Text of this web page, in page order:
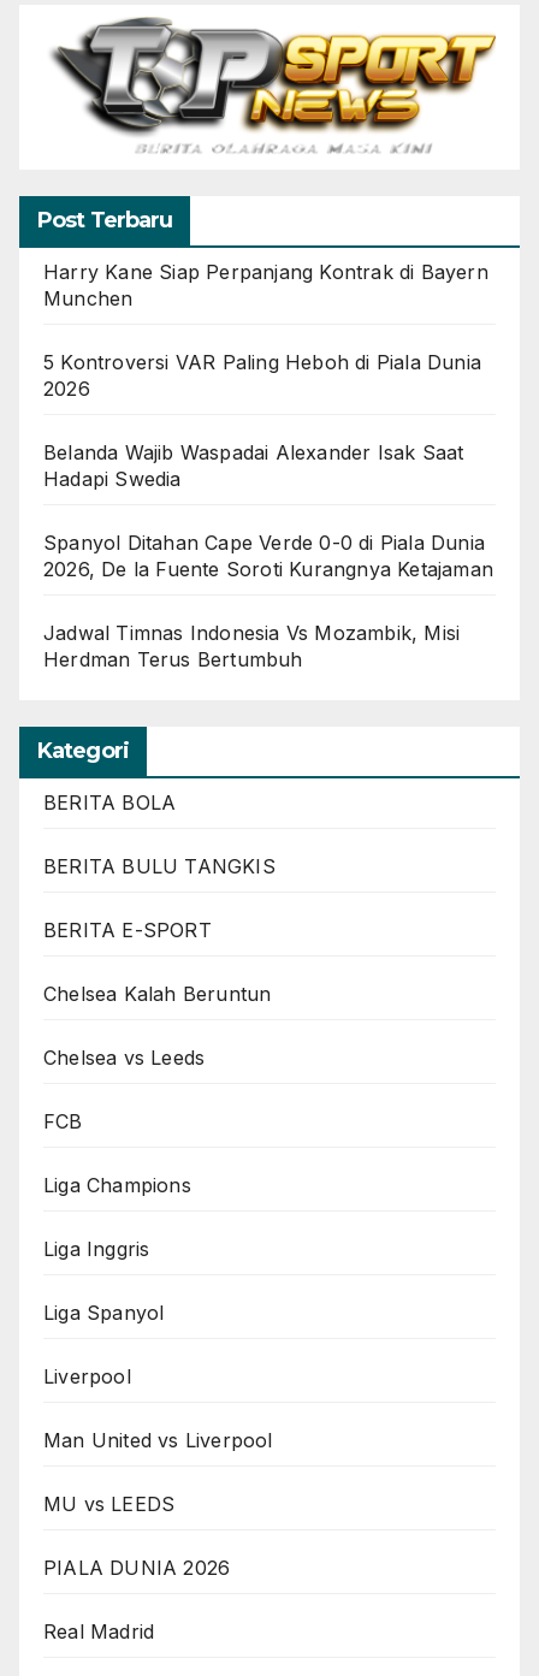
Post Terbaru
Harry Kane Siap Perpanjang Kontrak di Bayern
Munchen
5 Kontroversi VAR Paling Heboh di Piala Dunia
2026
Belanda Wajib Waspadai Alexander Isak Saat
Hadapi Swedia
Spanyol Ditahan Cape Verde 0-0 di Piala Dunia
2026, De la Fuente Soroti Kurangnya Ketajaman
Jadwal Timnas Indonesia Vs Mozambik, Misi
Herdman Terus Bertumbuh
Kategori
BERITA BOLA
BERITA BULU TANGKIS
BERITA E-SPORT
Chelsea Kalah Beruntun
Chelsea vs Leeds
FCB
Liga Champions
Liga Inggris
Liga Spanyol
Liverpool
Man United vs Liverpool
MU vs LEEDS
PIALA DUNIA 2026
Real Madrid